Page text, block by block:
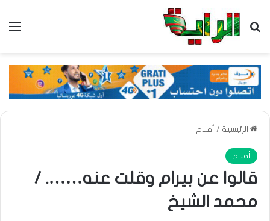
بحث عن
الرئيسية / أقلام
أقلام
قالوا عن بيرام وقلت عنه……. /
محمد الشيخ